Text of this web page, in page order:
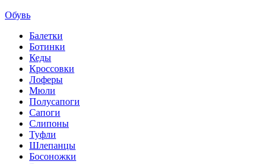
Обувь
Балетки
Ботинки
Кеды
Кроссовки
Лоферы
Мюли
Полусапоги
Сапоги
Слипоны
Туфли
Шлепанцы
Босоножки